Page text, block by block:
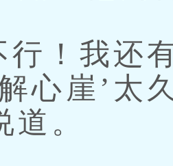
！我还
心崖’太
道。